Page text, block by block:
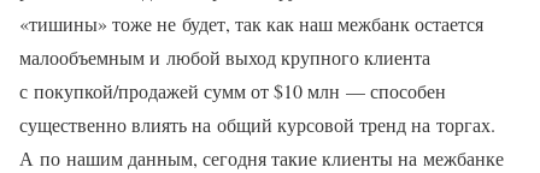
«тишины» тоже не будет, так как наш межбанк остается
малообъемным и любой выход крупного клиента
с покупкой/продажей сумм от $10 млн — способен
существенно влиять на общий курсовой тренд на торгах.
А по нашим данным, сегодня такие клиенты на межбанке